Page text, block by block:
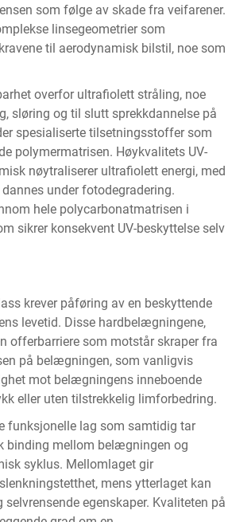
som følge av skade fra veifarener.
linsegeometrier som
til aerodynamisk bilstil, noe som
overfor ultrafiolett stråling, noe
sløring og til slutt sprekkdannelse på
spesialiserte tilsetningsstoffer som
polymermatrisen. Høykvalitets UV-
nøytraliserer ultrafiolett energi, med
under fotodegradering.
hele polycarbonatmatrisen i
sikrer konsekvent UV-beskyttelse selv
krever påføring av en beskyttende
levetid. Disse hardbelægningene,
offerbarriere som motstår skraper fra
på belægningen, som vanligvis
mot belægningens inneboende
eller uten tilstrekkelig limforbedring.
funksjonelle lag som samtidig tar
binding mellom belægningen og
syklus. Mellomlaget gir
mens ytterlaget kan
egenskaper. Kvaliteten på